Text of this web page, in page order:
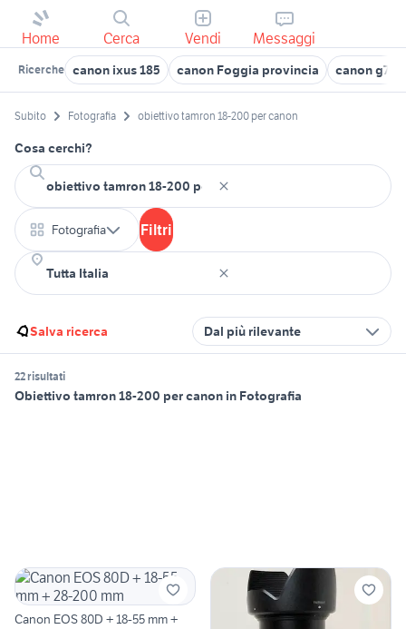
Home Cerca Vendi Messaggi
Ricerche canon ixus 185 canon Foggia provincia canon g7
Subito Fotografia obiettivo tamron 18-200 per canon
Cosa cerchi?
Fotografia Filtri
Salva ricerca Dal più rilevante
22 risultati
Obiettivo tamron 18-200 per canon in Fotografia
Canon EOS 80D + 18-55 mm +